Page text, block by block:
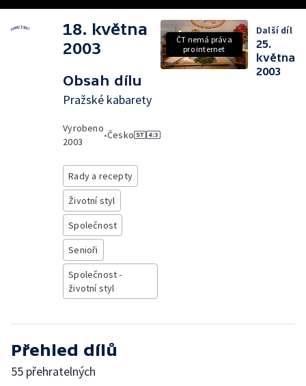
18. května
2003
Obsah dílu
Pražské kabarety
Vyrobeno
2003
•Česko
Rady a recepty
Životní styl
Společnost
Senioři
Společnost -
životní styl
ČT nemá práva
pro internet
Další díl
25.
května
2003
Přehled dílů
55 přehratelných